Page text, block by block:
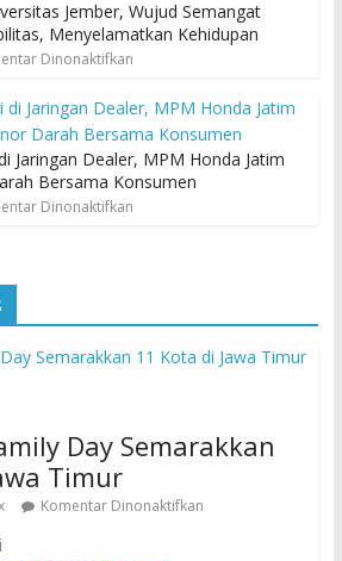
Jember, Wujud Semangat
Menyelamatkan Kehidupan
Dinonaktifkan
Jaringan Dealer, MPM Honda Jatim
Bersama Konsumen
Dinonaktifkan
Day Semarakkan
Timur
Komentar Dinonaktifkan